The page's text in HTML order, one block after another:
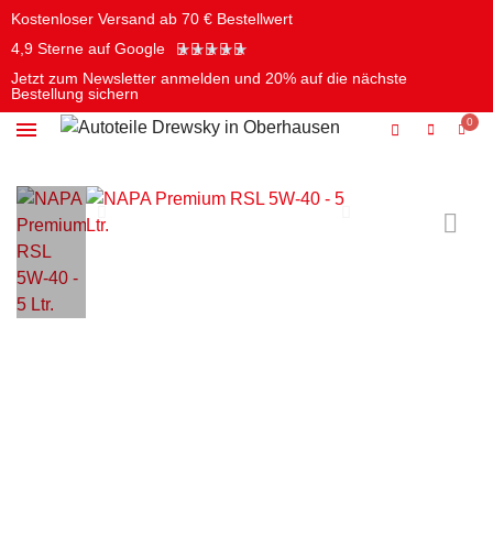
Kostenloser Versand ab 70 € Bestellwert
4,9 Sterne auf Google
★★★★★
Jetzt zum Newsletter anmelden und 20% auf die nächste
Bestellung sichern